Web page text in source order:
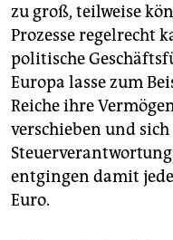
zu groß, teilweise
Prozesse regelrecht
politische
Europa lasse zum
Reiche ihre
verschieben und
entgingen damit
Euro.